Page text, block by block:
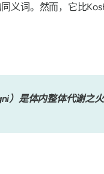
同义词。然而，它比
）是体内整体代谢之